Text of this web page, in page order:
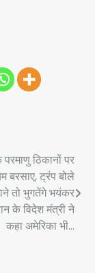
ठिकानों पर
बरसाए, ट्रंप बोले
तो भुगतेंगे भयंकर
के विदेश मंत्री ने
कहा अमेरिका भी…